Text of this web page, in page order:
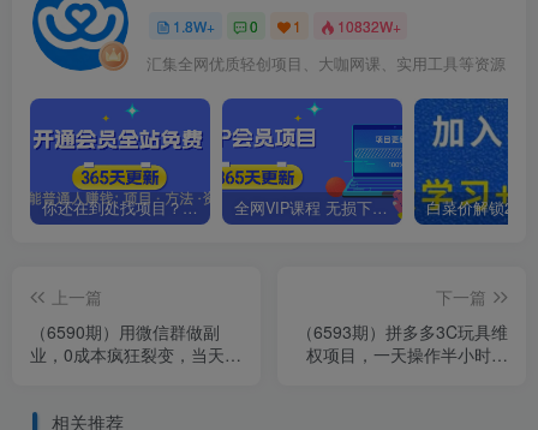
1.8W+ 0 1 10832W+
汇集全网优质轻创项目、大咖网课、实用工具等资源
你还在到处找项目？还在当韭菜？我靠卖项目一个月收入5万+，曾经我也是个失败者。 全网VIP课程 无损下载~.~
上一篇
（6590期）用微信群做副
业，0成本疯狂裂变，当天见
下一篇
（6593期）拼多多3C玩具维
权项目，一天操作半小时，
相关推荐